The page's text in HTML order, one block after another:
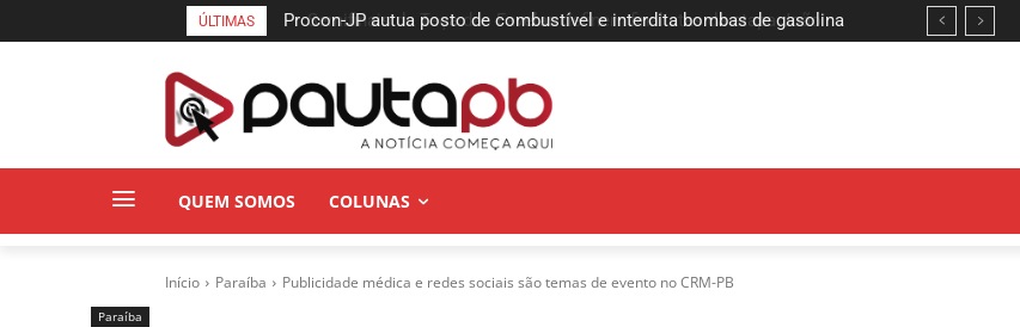
ÚLTIMAS
Procon-JP autua posto de combustível e interdita bombas de gasolina
Semifinais da Taça das Favelas definem finalistas da etapa João
QUEM SOMOS COLUNAS
Início Paraí­ba Publicidade médica e redes sociais são temas de evento no CRM-PB
Paraí­ba